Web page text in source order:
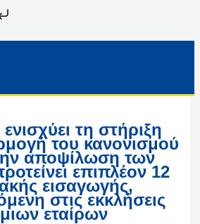
τη στήριξη
του κανονισμού
αποψίλωση των
επιπλέον 12
εισαγωγής,
στις εκκλήσεις
εταίρων